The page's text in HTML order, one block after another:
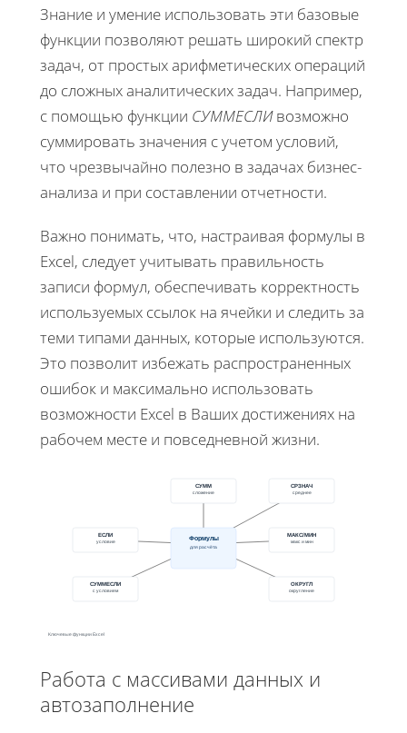
Знание и умение использовать эти базовые
функции позволяют решать широкий спектр
задач, от простых арифметических операций
до сложных аналитических задач. Например,
с помощью функции СУММЕСЛИвозможно
суммировать значения с учетом условий,
что чрезвычайно полезно в задачах бизнес-
анализа и при составлении отчетности.
Важно понимать, что, настраивая формулы в
Excel, следует учитывать правильность
записи формул, обеспечивать корректность
используемых ссылок на ячейки и следить за
теми типами данных, которые используются.
Это позволит избежать распространенных
ошибок и максимально использовать
возможности Excel в Ваших достижениях на
рабочем месте и повседневной жизни.
СУММ
сложение
СРЗНАЧ
среднее
МАКС/МИН
макс и мин
ОКРУГЛ
округление
СУММЕСЛИ
с условием
ЕСЛИ
условие Формулы
для расчёта
Ключевые функции Excel
Работа с массивами данных и
автозаполнение